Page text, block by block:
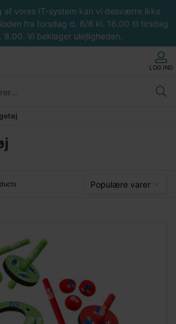
af vores IT-system kan vi desværre ikke
fra torsdag d. 6/8 kl. 16.00 til tirsdag
8.00. Vi beklager ulejligheden.
LOG IND
Populære varer